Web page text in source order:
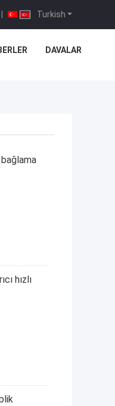
Turkish
|
DAVALAR
bağlama
hızlı